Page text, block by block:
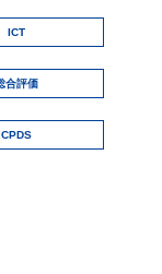
ICT
合評価
CPDS